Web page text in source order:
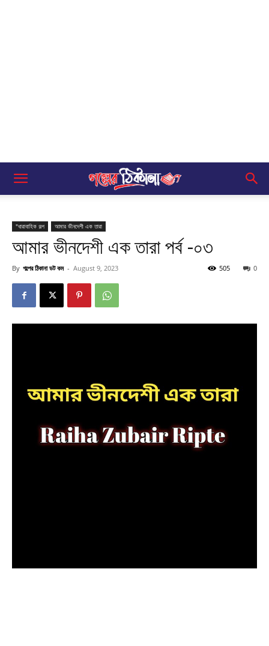
"ধারাবাহিক গল্প আমার ভীনদেশী এক তারা
আমার ভীনদেশী এক তারা পর্ব -০৩
By গল্পের ঠিকানা ডট কম - August 9, 2023 0
505